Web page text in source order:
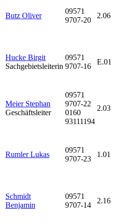
Butz Oliver
09571
9707-20
2.06
Hucke Birgit
Sachgebietsleiterin
09571
9707-16
E.01
Meier Stephan
Geschäftsleiter
09571
9707-22
0160
93111194
2.03
Rumler Lukas
09571
9707-23
1.01
Schmidt
Benjamin
09571
9707-14
2.16